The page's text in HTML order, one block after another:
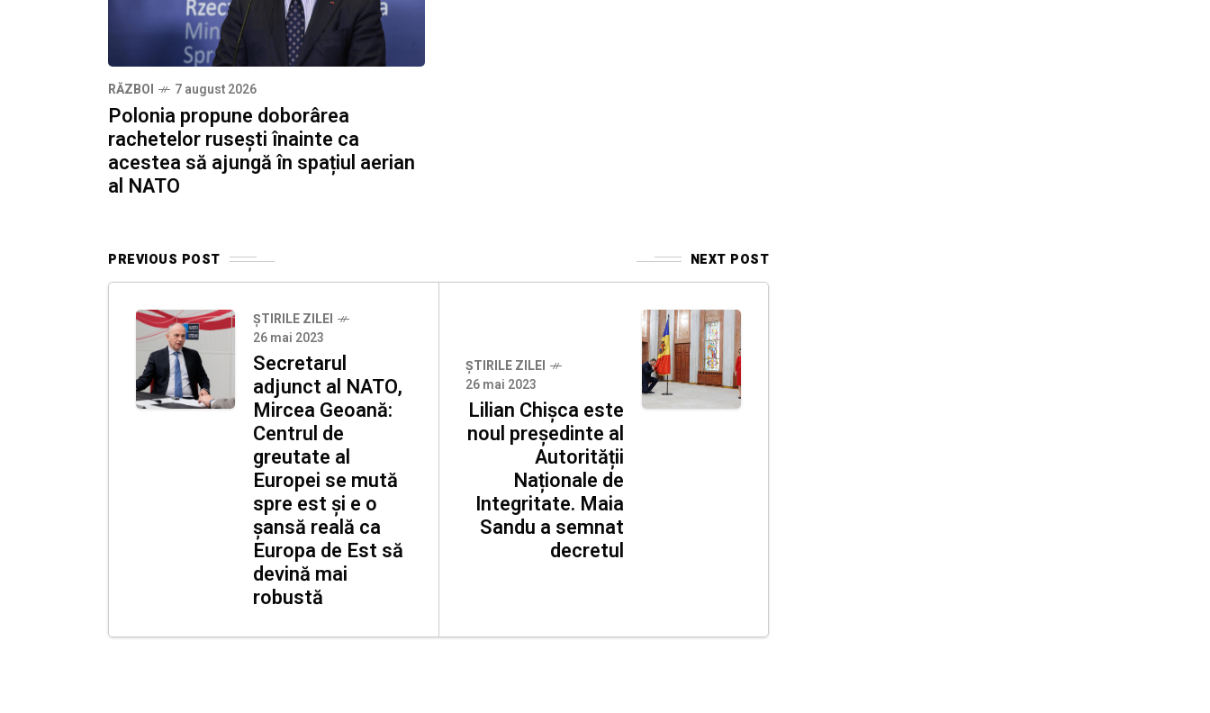
RĂZBOI 7 august 2026
Polonia propune doborârea
rachetelor rusești înainte ca
acestea să ajungă în spațiul aerian
al NATO
PREVIOUS POST NEXT POST
ȘTIRILE ZILEI
26 mai 2023
Secretarul
adjunct al NATO,
Mircea Geoană:
Centrul de
greutate al
Europei se mută
spre est și e o
șansă reală ca
Europa de Est să
devină mai
robustă
ȘTIRILE ZILEI
26 mai 2023
Lilian Chișca este
noul președinte al
Autorității
Naționale de
Integritate. Maia
Sandu a semnat
decretul